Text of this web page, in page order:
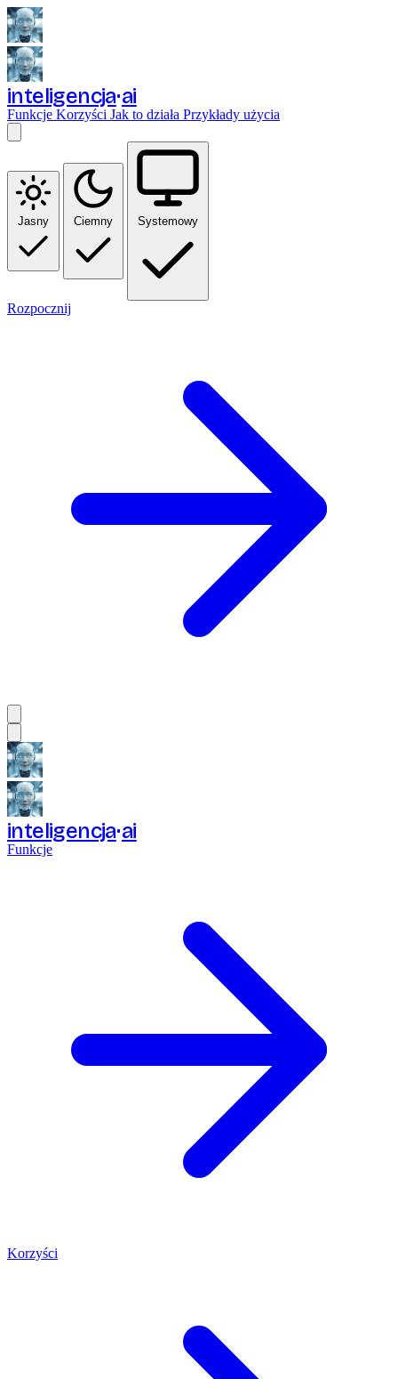
inteligencja ai
Funkcje Korzyści Jak to działa Przykłady użycia
Jasny Ciemny Systemowy
Rozpocznij
inteligencja ai
Funkcje
Korzyści